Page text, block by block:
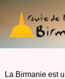
La Birmanie est